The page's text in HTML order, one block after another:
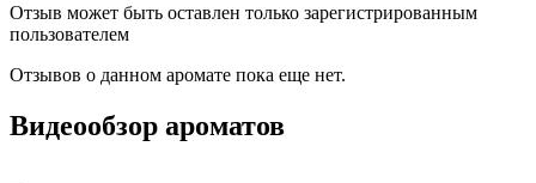
Отзыв может быть оставлен только зарегистрированным
пользователем
Отзывов о данном аромате пока еще нет.
Видеообзор ароматов